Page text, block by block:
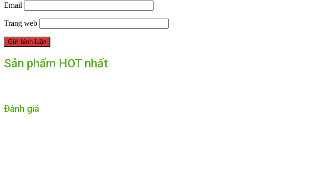
Email
Trang web
Sản phẩm HOT nhất
Đánh giá